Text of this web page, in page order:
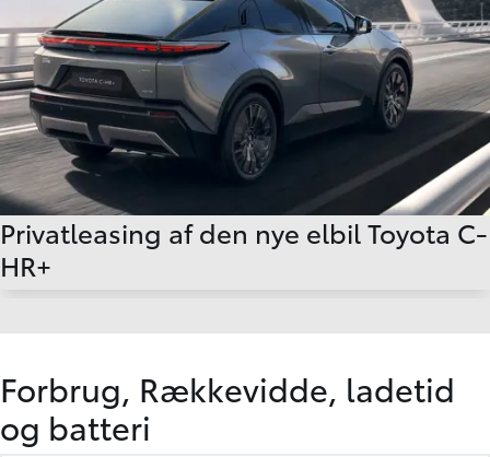
Privatleasing af den nye elbil Toyota C-
HR+
Forbrug, Rækkevidde, ladetid
og batteri